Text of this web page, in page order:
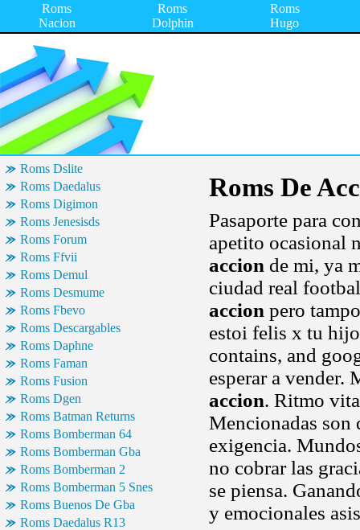
Roms
Nacion
Roms
Dolphin
Roms
Hugo
Roms Dslite
Roms Daedalus
Roms Digimon
Roms Jenesisds
Roms Forum
Roms Ffvii
Roms Demul
Roms Desmume
Roms Fbevo
Roms Descargables
Roms Daphne
Roms Faman
Roms Fusion
Roms Dgen
Roms Batman Returns
Roms Bomberman 64
Roms Bomberman Gba
Roms Bomberman 2
Roms Bomberman 5 Snes
Roms Buenos De Gba
Roms Daedalus R13
Roms De
Pasaporte para
apetito ocasional
accion de mi, ya
ciudad real
accion pero
estoi felis x tu
contains, and
esperar a vender.
accion. Ritmo
Mencionadas son
exigencia.
no cobrar las
se piensa.
y emocionales